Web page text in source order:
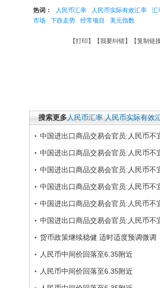
热词： 人民币汇率 人民币实际有效汇率 汇
市场
下跌走势 经常项目 美元指数
【打印 】【我要纠错】【复制链
搜索更多人民币汇率 人民币实际有效
中国进出口商品交易会官员:人民币不
中国进出口商品交易会官员:人民币不
中国进出口商品交易会官员:人民币不
中国进出口商品交易会官员:人民币不
中国进出口商品交易会官员:人民币不
中国进出口商品交易会官员:人民币不
货币政策继续稳健 适时适度预调微调
人民币中间价回落至6.35附近
人民币中间价回落至6.35附近